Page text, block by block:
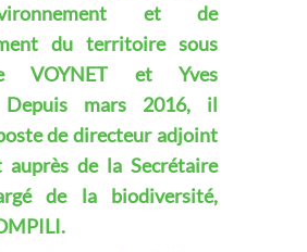
et de
du territoire sous
VOYNET et Yves
Depuis mars 2016, il
de directeur adjoint
auprès de la Secrétaire
de la biodiversité,